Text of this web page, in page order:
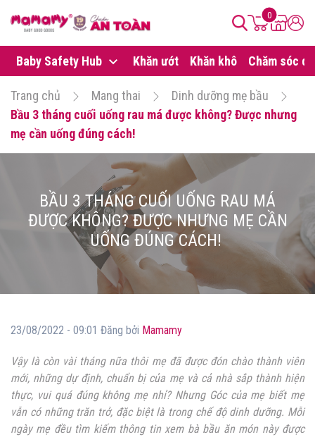
0
Baby Safety Hub Khăn ướt Khăn khô Chăm sóc da
Trang chủ Mang thai
Dinh dưỡng mẹ bầu
Bầu 3 tháng cuối uống rau má được không? Được nhưng
mẹ cần uống đúng cách!
BẦU 3 THÁNG CUỐI UỐNG RAU MÁ
ĐƯỢC KHÔNG? ĐƯỢC NHƯNG MẸ CẦN
UỐNG ĐÚNG CÁCH!
23/08/2022 - 09:01 Đăng bởi Mamamy
Vậy là còn vài tháng nữa thôi mẹ đã được đón chào thành viên
mới, những dự định, chuẩn bị của mẹ và cả nhà sắp thành hiện
thực, vui quá đúng không mẹ nhỉ? Nhưng Góc của mẹ biết mẹ
vẫn có những trăn trở, đặc biệt là trong chế độ dinh dưỡng. Mỗi
ngày mẹ đều tìm kiếm thông tin xem bà bầu ăn món này được